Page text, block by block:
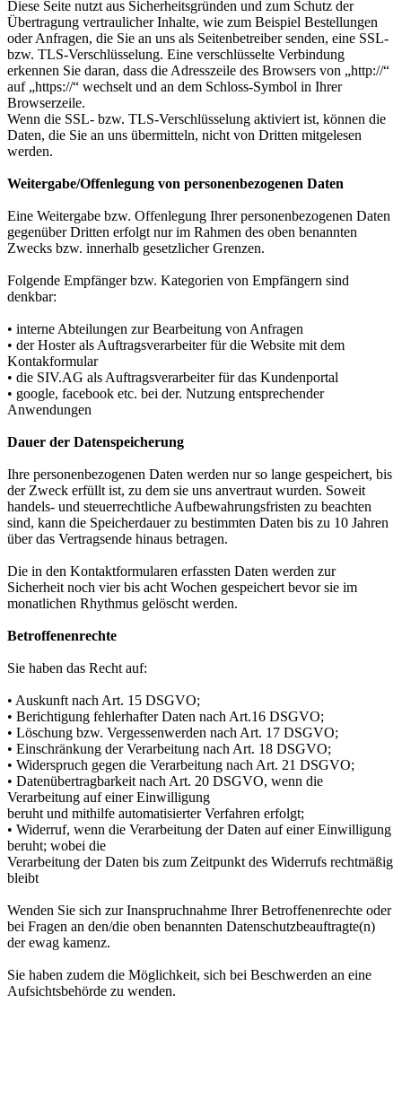
Diese Seite nutzt aus Sicherheitsgründen und zum Schutz der
Übertragung vertraulicher Inhalte, wie zum Beispiel Bestellungen
oder Anfragen, die Sie an uns als Seitenbetreiber senden, eine SSL-
bzw. TLS-Verschlüsselung. Eine verschlüsselte Verbindung
erkennen Sie daran, dass die Adresszeile des Browsers von „http://“
auf „https://“ wechselt und an dem Schloss-Symbol in Ihrer
Browserzeile.
Wenn die SSL- bzw. TLS-Verschlüsselung aktiviert ist, können die
Daten, die Sie an uns übermitteln, nicht von Dritten mitgelesen
werden.
Weitergabe/Offenlegung von personenbezogenen Daten
Eine Weitergabe bzw. Offenlegung Ihrer personenbezogenen Daten
gegenüber Dritten erfolgt nur im Rahmen des oben benannten
Zwecks bzw. innerhalb gesetzlicher Grenzen.
Folgende Empfänger bzw. Kategorien von Empfängern sind
denkbar:
• interne Abteilungen zur Bearbeitung von Anfragen
• der Hoster als Auftragsverarbeiter für die Website mit dem
Kontakformular
• die SIV.AG als Auftragsverarbeiter für das Kundenportal
• google, facebook etc. bei der. Nutzung entsprechender
Anwendungen
Dauer der Datenspeicherung
Ihre personenbezogenen Daten werden nur so lange gespeichert, bis
der Zweck erfüllt ist, zu dem sie uns anvertraut wurden. Soweit
handels- und steuerrechtliche Aufbewahrungsfristen zu beachten
sind, kann die Speicherdauer zu bestimmten Daten bis zu 10 Jahren
über das Vertragsende hinaus betragen.
Die in den Kontaktformularen erfassten Daten werden zur
Sicherheit noch vier bis acht Wochen gespeichert bevor sie im
monatlichen Rhythmus gelöscht werden.
Betroffenenrechte
Sie haben das Recht auf:
• Auskunft nach Art. 15 DSGVO;
• Berichtigung fehlerhafter Daten nach Art.16 DSGVO;
• Löschung bzw. Vergessenwerden nach Art. 17 DSGVO;
• Einschränkung der Verarbeitung nach Art. 18 DSGVO;
• Widerspruch gegen die Verarbeitung nach Art. 21 DSGVO;
• Datenübertragbarkeit nach Art. 20 DSGVO, wenn die
Verarbeitung auf einer Einwilligung
beruht und mithilfe automatisierter Verfahren erfolgt;
• Widerruf, wenn die Verarbeitung der Daten auf einer Einwilligung
beruht; wobei die
Verarbeitung der Daten bis zum Zeitpunkt des Widerrufs rechtmäßig
bleibt
Wenden Sie sich zur Inanspruchnahme Ihrer Betroffenenrechte oder
bei Fragen an den/die oben benannten Datenschutzbeauftragte(n)
der ewag kamenz.
Sie haben zudem die Möglichkeit, sich bei Beschwerden an eine
Aufsichtsbehörde zu wenden.